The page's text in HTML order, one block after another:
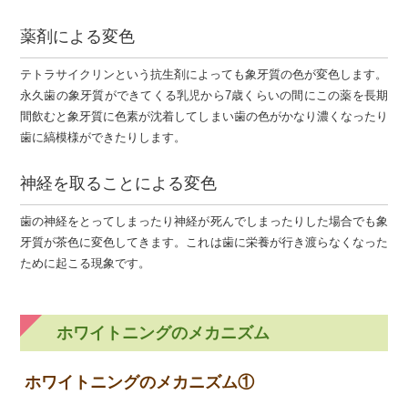
薬剤による変色
テトラサイクリンという抗生剤によっても象牙質の色が変色します。
永久歯の象牙質ができてくる乳児から7歳くらいの間にこの薬を長期
間飲むと象牙質に色素が沈着してしまい歯の色がかなり濃くなったり
歯に縞模様ができたりします。
神経を取ることによる変色
歯の神経をとってしまったり神経が死んでしまったりした場合でも象
牙質が茶色に変色してきます。これは歯に栄養が行き渡らなくなった
ために起こる現象です。
ホワイトニングのメカニズム
ホワイトニングのメカニズム①